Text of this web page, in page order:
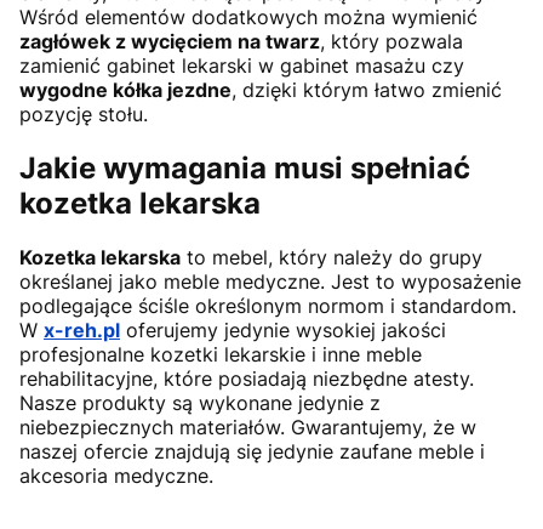
Wśród elementów dodatkowych można wymienić
zagłówek z wycięciem na twarz, który pozwala
zamienić gabinet lekarski w gabinet masażu czy
wygodne kółka jezdne, dzięki którym łatwo zmienić
pozycję stołu.
Jakie wymagania musi spełniać
kozetka lekarska
Kozetka lekarska to mebel, który należy do grupy
określanej jako meble medyczne. Jest to wyposażenie
podlegające ściśle określonym normom i standardom.
W x-reh.pl oferujemy jedynie wysokiej jakości
profesjonalne kozetki lekarskie i inne meble
rehabilitacyjne, które posiadają niezbędne atesty.
Nasze produkty są wykonane jedynie z
niebezpiecznych materiałów. Gwarantujemy, że w
naszej ofercie znajdują się jedynie zaufane meble i
akcesoria medyczne.